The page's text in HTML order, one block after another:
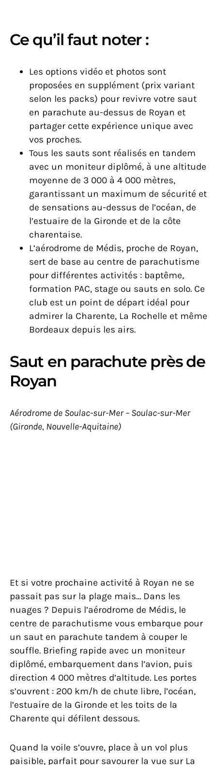
Ce qu’il faut noter :
Les options vidéo et photos sont
proposées en supplément (prix variant
selon les packs) pour revivre votre saut
en parachute au-dessus de Royan et
partager cette expérience unique avec
vos proches.
Tous les sauts sont réalisés en tandem
avec un moniteur diplômé, à une altitude
moyenne de 3 000 à 4 000 mètres,
garantissant un maximum de sécurité et
de sensations au-dessus de l’océan, de
l’estuaire de la Gironde et de la côte
charentaise.
L’aérodrome de Médis, proche de Royan,
sert de base au centre de parachutisme
pour différentes activités : baptême,
formation PAC, stage ou sauts en solo. Ce
club est un point de départ idéal pour
admirer la Charente, La Rochelle et même
Bordeaux depuis les airs.
Saut en parachute près de
Royan
Aérodrome de Soulac-sur-Mer – Soulac-sur-Mer
(Gironde, Nouvelle-Aquitaine)
Et si votre prochaine activité à Royan ne se
passait pas sur la plage mais… Dans les
nuages ? Depuis l’aérodrome de Médis, le
centre de parachutisme vous embarque pour
un saut en parachute tandem à couper le
souffle. Briefing rapide avec un moniteur
diplômé, embarquement dans l’avion, puis
direction 4 000 mètres d’altitude. Les portes
s’ouvrent : 200 km/h de chute libre, l’océan,
l’estuaire de la Gironde et les toits de la
Charente qui défilent dessous.
Quand la voile s’ouvre, place à un vol plus
paisible, parfait pour savourer la vue sur La